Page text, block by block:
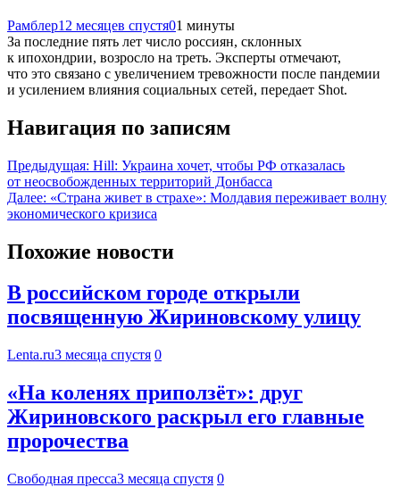
Рамблер12 месяцев спустя01 минуты
За последние пять лет число россиян, склонных
к ипохондрии, возросло на треть. Эксперты отмечают,
что это связано с увеличением тревожности после пандемии
и усилением влияния социальных сетей, передает Shot.
Навигация по записям
Предыдущая: Hill: Украина хочет, чтобы РФ отказалась
от неосвобожденных территорий Донбасса
Далее: «Страна живет в страхе»: Молдавия переживает волну
экономического кризиса
Похожие новости
В российском городе открыли
посвященную Жириновскому улицу
Lenta.ru3 месяца спустя 0
«На коленях приползёт»: друг
Жириновского раскрыл его главные
пророчества
Свободная пресса3 месяца спустя 0